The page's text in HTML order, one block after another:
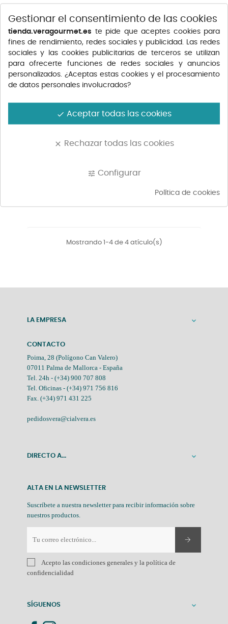
CHULETITAS DE CONEJO
500G...
Precio
11,15 €
CONEJO TROCEADO 1,3KG
APROX.
Precio
15,15 €
CONEJO ENTERO 1,3KG
BROCHETA CONEJO 300G
Mostrando 1-4 de 4 atículo(s)
LA EMPRESA 
CONTACTO
Poima, 28 (Polígono Can Valero)
07011 Palma de Mallorca - España
Tel. 24h - (+34) 900 707 808
Tel. Oficinas - (+34) 971 756 816
Fax. (+34) 971 431 225
pedidosvera@cialvera.es
DIRECTO A... 
ALTA EN LA NEWSLETTER
Suscríbete a nuestra newsletter para recibir información sobre
nuestros productos.
Acepto las condiciones generales y la política de
confidencialidad
SÍGUENOS 
Gestionar el consentimiento de las cookies
tienda.veragourmet.es te pide que aceptes cookies para
fines de rendimiento, redes sociales y publicidad. Las redes
sociales y las cookies publicitarias de terceros se utilizan
para ofrecerte funciones de redes sociales y anuncios
personalizados. ¿Aceptas estas cookies y el procesamiento
de datos personales involucrados?
done Aceptar todas las cookies
clear Rechazar todas las cookies
tune Configurar
Política de cookies